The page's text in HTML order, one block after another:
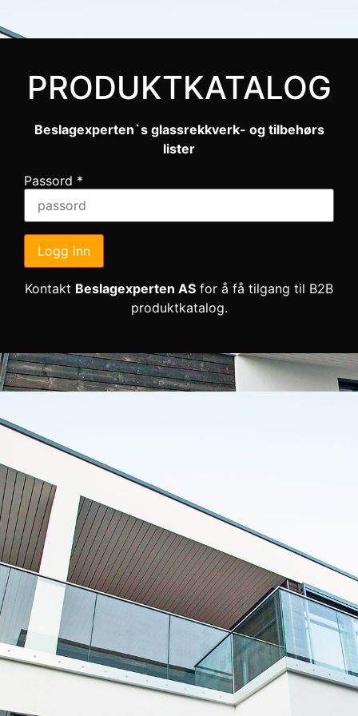
PRODUKTKATALOG
Beslagexperten`s glassrekkverk- og tilbehørs
lister
Passord *
Logg inn
Kontakt Beslagexperten AS for å få tilgang til B2B
produktkatalog.